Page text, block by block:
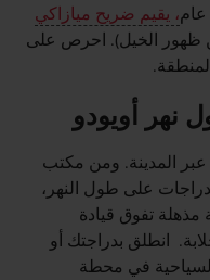
، يقيم ضريح ميازاكي
ظهور الخيل). احرص على
نهر أويودو
عبر المدينة. ومن مكتب
على طول النهر،
تفوق قيادة
انطلق بدراجتك أو
في محطة